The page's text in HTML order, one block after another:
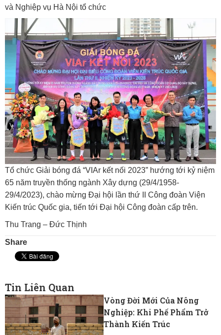
và Nghiệp vụ Hà Nội tổ chức
Tổ chức Giải bóng đá “VIAr kết nối 2023” hướng tới kỷ niệm
65 năm truyền thống ngành Xây dựng (29/4/1958-
29/4/2023), chào mừng Đại hội lần thứ II Công đoàn Viện
Kiến trúc Quốc gia, tiến tới Đại hội Công đoàn cấp trên.
Thu Trang – Đức Thịnh
Share
Tin Liên Quan
Vòng Đời Mới Của Nông
Nghiệp: Khi Phế Phẩm Trở
Thành Kiến Trúc